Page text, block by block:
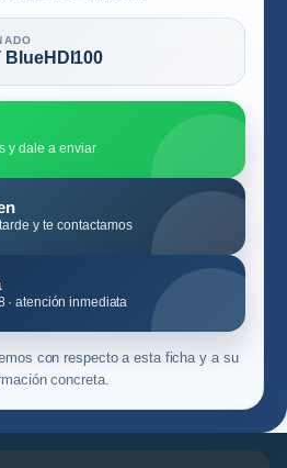
BlueHDI100
y dale a enviar
y te contactamos
· atención inmediata
con respecto a esta ficha y a su
concreta.